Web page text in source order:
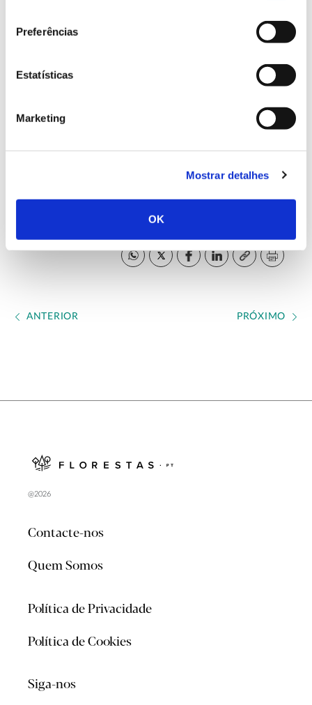
Preferências
Estatísticas
Marketing
Mostrar detalhes
OK
Liderada pelo CNCFS – Centro Nacional de
Associações, Cooperativas e várias empresas.
Website oficial do projeto BioPest
ANTERIOR PRÓXIMO
@2026
Contacte-nos
Quem Somos
Política de Privacidade
Política de Cookies
Siga-nos